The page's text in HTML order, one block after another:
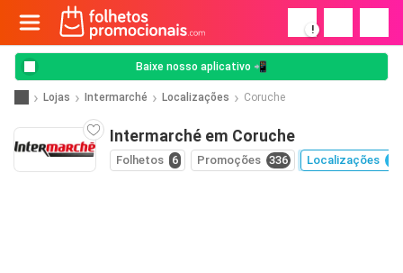
!
Baixe nosso aplicativo 📲
Lojas Intermarché Localizações Coruche
Intermarché em Coruche
Folhetos 6 Promoções 336 Localizações